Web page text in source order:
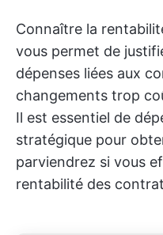
Connaître la
vous permet de
dépenses liées aux
changements trop
Il est essentiel de
stratégique pour
parviendrez si vous
rentabilité des